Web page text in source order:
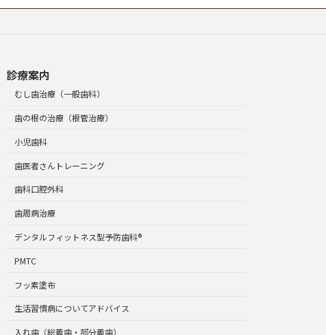
診療案内
むし歯治療（一般歯科）
歯の根の治療（根管治療）
小児歯科
歯医者さんトレーニング
歯科口腔外科
歯周病治療
デンタルフィットネス型予防歯科®
PMTC
フッ素塗布
生活習慣病についてアドバイス
入れ歯（総義歯・部分義歯）